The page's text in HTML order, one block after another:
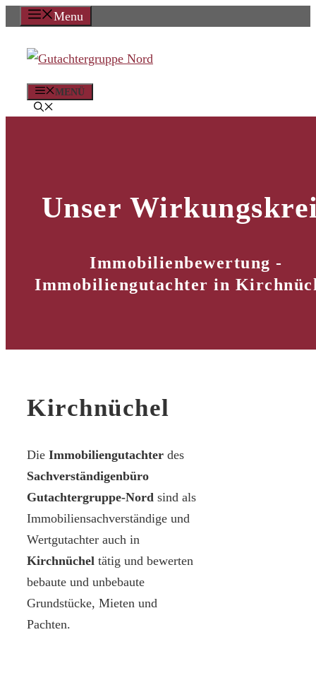
Zum
springen
Menu
MENÜ
Unser
Immobilienbewertung -
Immobiliengutachter in
Kirchnüchel
Die Immobiliengutachter des
Sachverständigenbüro
Gutachtergruppe-Nord sind als
Immobiliensachverständige und
Wertgutachter auch in
Kirchnüchel tätig und bewerten
bebaute und unbebaute
Grundstücke, Mieten und
Pachten.